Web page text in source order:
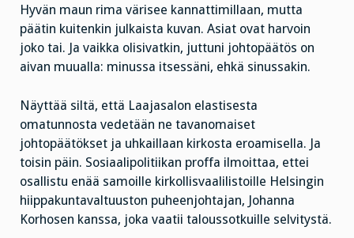
Hyvän maun rima värisee kannattimillaan, mutta
päätin kuitenkin julkaista kuvan. Asiat ovat harvoin
joko tai. Ja vaikka olisivatkin, juttuni johtopäätös on
aivan muualla: minussa itsessäni, ehkä sinussakin.
Näyttää siltä, että Laajasalon elastisesta
omatunnosta vedetään ne tavanomaiset
johtopäätökset ja uhkaillaan kirkosta eroamisella. Ja
toisin päin. Sosiaalipolitiikan proffa ilmoittaa, ettei
osallistu enää samoille kirkollisvaalilistoille Helsingin
hiippakuntavaltuuston puheenjohtajan, Johanna
Korhosen kanssa, joka vaatii taloussotkuille selvitystä.